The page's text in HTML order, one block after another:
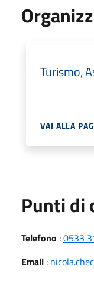
Turismo,
VAI ALLA
Punti di
Telefono :0533
Email :